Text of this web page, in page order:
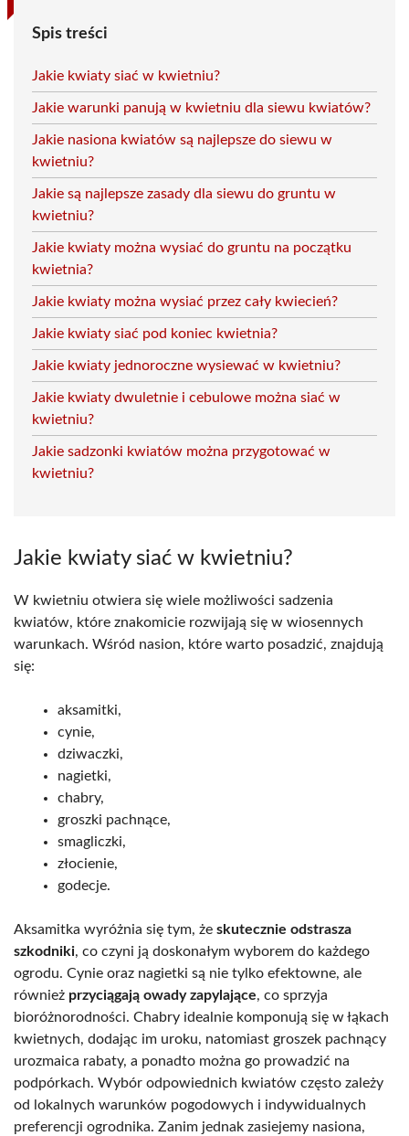
Spis treści
Jakie kwiaty siać w kwietniu?
Jakie warunki panują w kwietniu dla siewu kwiatów?
Jakie nasiona kwiatów są najlepsze do siewu w
kwietniu?
Jakie są najlepsze zasady dla siewu do gruntu w
kwietniu?
Jakie kwiaty można wysiać do gruntu na początku
kwietnia?
Jakie kwiaty można wysiać przez cały kwiecień?
Jakie kwiaty siać pod koniec kwietnia?
Jakie kwiaty jednoroczne wysiewać w kwietniu?
Jakie kwiaty dwuletnie i cebulowe można siać w
kwietniu?
Jakie sadzonki kwiatów można przygotować w
kwietniu?
Jakie kwiaty siać w kwietniu?
W kwietniu otwiera się wiele możliwości sadzenia
kwiatów, które znakomicie rozwijają się w wiosennych
warunkach. Wśród nasion, które warto posadzić, znajdują
się:
aksamitki,
cynie,
dziwaczki,
nagietki,
chabry,
groszki pachnące,
smagliczki,
złocienie,
godecje.
Aksamitka wyróżnia się tym, że skutecznie odstrasza
szkodniki, co czyni ją doskonałym wyborem do każdego
ogrodu. Cynie oraz nagietki są nie tylko efektowne, ale
również przyciągają owady zapylające, co sprzyja
bioróżnorodności. Chabry idealnie komponują się w łąkach
kwietnych, dodając im uroku, natomiast groszek pachnący
urozmaica rabaty, a ponadto można go prowadzić na
podpórkach. Wybór odpowiednich kwiatów często zależy
od lokalnych warunków pogodowych i indywidualnych
preferencji ogrodnika. Zanim jednak zasiejemy nasiona,